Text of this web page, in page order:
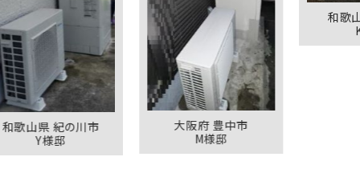
紀の川市
大阪府 豊中市
和歌山県 有